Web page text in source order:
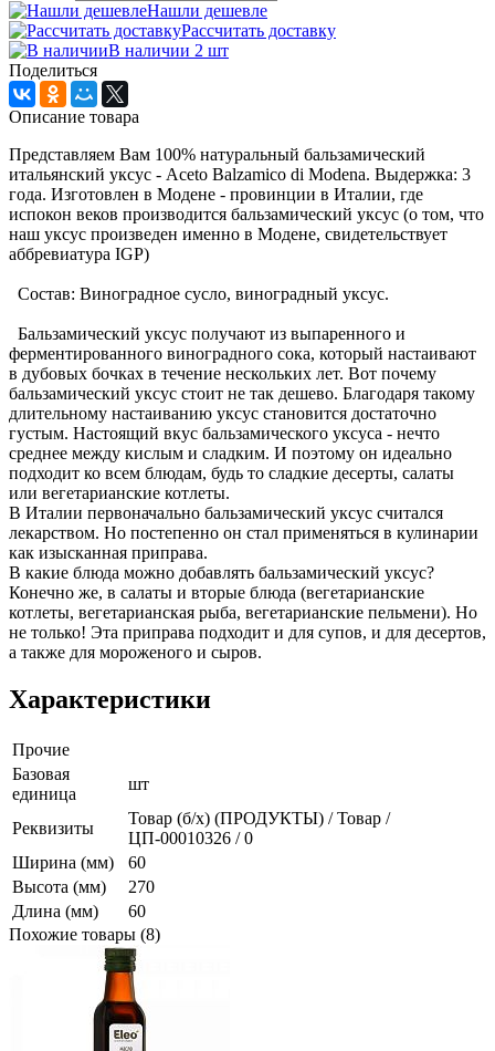
Нашли дешевле
Рассчитать доставку
В наличии 2 шт
Поделиться
Описание товара
Представляем Вам 100% натуральный бальзамический
итальянский уксус - Aceto Balzamico di Modena. Выдержка: 3
года. Изготовлен в Модене - провинции в Италии, где
испокон веков производится бальзамический уксус (о том, что
наш уксус произведен именно в Модене, свидетельствует
аббревиатура IGP)
Состав: Виноградное сусло, виноградный уксус.
Бальзамический уксус получают из выпаренного и
ферментированного виноградного сока, который настаивают
в дубовых бочках в течение нескольких лет. Вот почему
бальзамический уксус стоит не так дешево. Благодаря такому
длительному настаиванию уксус становится достаточно
густым. Настоящий вкус бальзамического уксуса - нечто
среднее между кислым и сладким. И поэтому он идеально
подходит ко всем блюдам, будь то сладкие десерты, салаты
или вегетарианские котлеты.
В Италии первоначально бальзамический уксус считался
лекарством. Но постепенно он стал применяться в кулинарии
как изысканная приправа.
В какие блюда можно добавлять бальзамический уксус?
Конечно же, в салаты и вторые блюда (вегетарианские
котлеты, вегетарианская рыба, вегетарианские пельмени). Но
не только! Эта приправа подходит и для супов, и для десертов,
а также для мороженого и сыров.
Характеристики
Прочие
Базовая
единица
шт
Реквизиты
Товар (б/х) (ПРОДУКТЫ) / Товар /
ЦП-00010326 / 0
Ширина (мм)
60
Высота (мм)
270
Длина (мм)
60
Похожие товары (8)